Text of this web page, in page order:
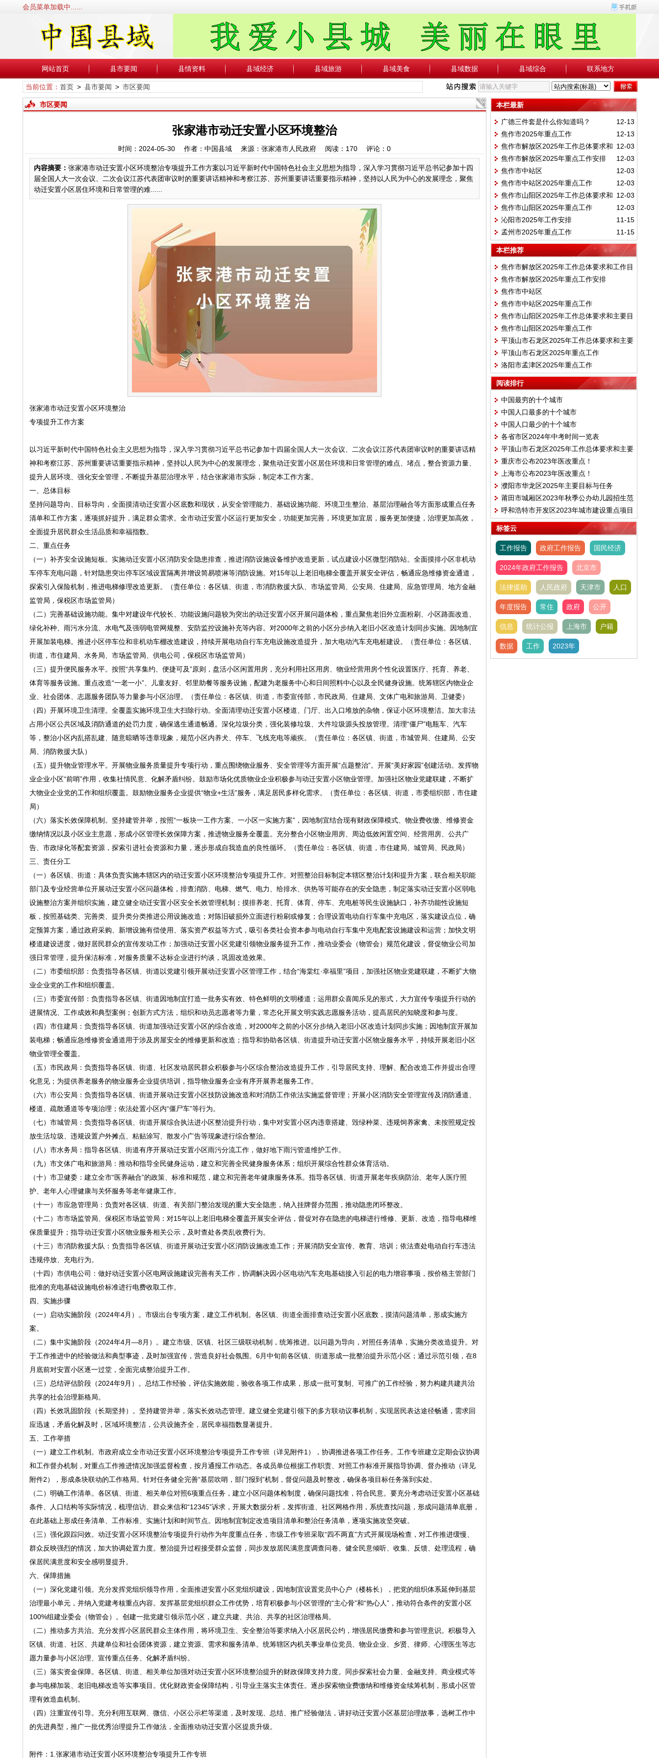
会员菜单加载中......
网站首页 县市要闻 县情资料 县域经济 县域旅游 县域美食 县域数据 县域综合 联系地方
当前位置： 首页> 县市要闻 > 市区要闻
市区要闻
张家港市动迁安置小区环境整治
时间：2024-05-30 作者：中国县域 来源：张家港市人民政府 阅读： 170评论： 0
内容摘要： 张家港市动迁安置小区环境整治专项提升工作方案以习近平新时代中国特色社会主义思想为指导，深入学习贯彻习近平总书记参加十四
届全国人大一次会议、二次会议江苏代表团审议时的重要讲话精神和考察江苏、苏州重要讲话重要指示精神，坚持以人民为中心的发展理念，聚焦
动迁安置小区居住环境和日常管理的难......
张家港市动迁安置小区环境整治
专项提升工作方案
以习近平新时代中国特色社会主义思想为指导，深入学习贯彻习近平总书记参加十四届全国人大一次会议、二次会议江苏代表团审议时的重要讲话精
神和考察江苏、苏州重要讲话重要指示精神，坚持以人民为中心的发展理念，聚焦动迁安置小区居住环境和日常管理的难点、堵点，整合资源力量、
提升人居环境、强化安全管理，不断提升基层治理水平，结合张家港市实际，制定本工作方案。
一、总体目标
坚持问题导向、目标导向，全面摸清动迁安置小区底数和现状，从安全管理能力、基础设施功能、环境卫生整治、基层治理融合等方面形成重点任务
清单和工作方案，逐项抓好提升，满足群众需求。全市动迁安置小区运行更加安全，功能更加完善，环境更加宜居，服务更加便捷，治理更加高效，
全面提升居民群众生活品质和幸福指数。
二、重点任务
（一）补齐安全设施短板。实施动迁安置小区消防安全隐患排查，推进消防设施设备维护改造更新，试点建设小区微型消防站。全面摸排小区非机动
车停车充电问题，针对隐患突出停车区域设置隔离并增设简易喷淋等消防设施。对15年以上老旧电梯全覆盖开展安全评估，畅通应急维修资金通道，
探索引入保险机制，推进电梯修理改造更新。（责任单位：各区镇、街道，市消防救援大队、市场监管局、公安局、住建局、应急管理局、地方金融
监管局，保税区市场监管局）
（二）完善基础设施功能。集中对建设年代较长、功能设施问题较为突出的动迁安置小区开展问题体检，重点聚焦老旧外立面粉刷、小区路面改造、
绿化补种、雨污水分流、水电气及强弱电管网规整、安防监控设施补充等内容。对2000年之前的小区分步纳入老旧小区改造计划同步实施。因地制宜
开展加装电梯。推进小区停车位和非机动车棚改造建设，持续开展电动自行车充电设施改造提升，加大电动汽车充电桩建设。（责任单位：各区镇、
街道，市住建局、水务局、市场监管局、供电公司，保税区市场监管局）
（三）提升便民服务水平。按照“共享集约、便捷可及”原则，盘活小区闲置用房，充分利用社区用房、物业经营用房个性化设置医疗、托育、养老、
体育等服务设施。重点改造“一老一小”、儿童友好、邻里助餐等服务设施，配建为老服务中心和日间照料中心以及全民健身设施。统筹辖区内物业企
业、社会团体、志愿服务团队等力量参与小区治理。（责任单位：各区镇、街道，市委宣传部，市民政局、住建局、文体广电和旅游局、卫健委）
（四）开展环境卫生清理。全覆盖实施环境卫生大扫除行动。全面清理动迁安置小区楼道、门厅、出入口堆放的杂物，保证小区环境整洁。加大非法
占用小区公共区域及消防通道的处罚力度，确保逃生通道畅通。深化垃圾分类，强化装修垃圾、大件垃圾源头投放管理。清理“僵尸”电瓶车、汽车
等，整治小区内乱搭乱建、随意晾晒等违章现象，规范小区内养犬、停车、飞线充电等顽疾。（责任单位：各区镇、街道，市城管局、住建局、公安
局、消防救援大队）
（五）提升物业管理水平。开展物业服务质量提升专项行动，重点围绕物业服务、安全管理等方面开展“点题整治”。开展“美好家园”创建活动。发挥物
业企业小区“前哨”作用，收集社情民意、化解矛盾纠纷。鼓励市场化优质物业企业积极参与动迁安置小区物业管理。加强社区物业党建联建，不断扩
大物业企业党的工作和组织覆盖。鼓励物业服务企业提供“物业+生活”服务，满足居民多样化需求。（责任单位：各区镇、街道，市委组织部，市住建
局）
（六）落实长效保障机制。坚持建管并举，按照“一板块一工作方案、一小区一实施方案”，因地制宜结合现有财政保障模式、物业费收缴、维修资金
缴纳情况以及小区业主意愿，形成小区管理长效保障方案，推进物业服务全覆盖。充分整合小区物业用房、周边低效闲置空间、经营用房、公共广
告、市政绿化等配套资源，探索引进社会资源和力量，逐步形成自我造血的良性循环。（责任单位：各区镇、街道，市住建局、城管局、民政局）
三、责任分工
（一）各区镇、街道：具体负责实施本辖区内的动迁安置小区环境整治专项提升工作。对照整治目标制定本辖区整治计划和提升方案，联合相关职能
部门及专业经营单位开展动迁安置小区问题体检，排查消防、电梯、燃气、电力、给排水、供热等可能存在的安全隐患，制定落实动迁安置小区弱电
设施整治方案并组织实施，建立健全动迁安置小区安全长效管理机制；摸排养老、托育、体育、停车、充电桩等民生设施缺口，补齐功能性设施短
板，按照基础类、完善类、提升类分类推进公用设施改造；对陈旧破损外立面进行粉刷或修复；合理设置电动自行车集中充电区，落实建设点位，确
定预算方案，通过政府采购、新增设施有偿使用、落实资产权益等方式，吸引各类社会资本参与电动自行车集中充电配套设施建设和运营；加快文明
楼道建设进度，做好居民群众的宣传发动工作；加强动迁安置小区党建引领物业服务提升工作，推动业委会（物管会）规范化建设，督促物业公司加
强日常管理，提升保洁标准，对服务质量不达标企业进行约谈，巩固改造效果。
（二）市委组织部：负责指导各区镇、街道以党建引领开展动迁安置小区管理工作，结合“海棠红·幸福里”项目，加强社区物业党建联建，不断扩大物
业企业党的工作和组织覆盖。
（三）市委宣传部：负责指导各区镇、街道因地制宜打造一批务实有效、特色鲜明的文明楼道；运用群众喜闻乐见的形式，大力宣传专项提升行动的
进展情况、工作成效和典型案例；创新方式方法，组织和动员志愿者等力量，常态化开展文明实践志愿服务活动，提高居民的知晓度和参与度。
（四）市住建局：负责指导各区镇、街道加强动迁安置小区的综合改造，对2000年之前的小区分步纳入老旧小区改造计划同步实施；因地制宜开展加
装电梯；畅通应急维修资金通道用于涉及房屋安全的维修更新和改造；指导和协助各区镇、街道提升动迁安置小区物业服务水平，持续开展老旧小区
物业管理全覆盖。
（五）市民政局：负责指导各区镇、街道、社区发动居民群众积极参与小区综合整治改造提升工作，引导居民支持、理解、配合改造工作并提出合理
化意见；为提供养老服务的物业服务企业提供培训，指导物业服务企业有序开展养老服务工作。
（六）市公安局：负责指导各区镇、街道开展动迁安置小区技防设施改造和对消防工作依法实施监督管理；开展小区消防安全管理宣传及消防通道、
楼道、疏散通道等专项治理；依法处置小区内“僵尸车”等行为。
（七）市城管局：负责指导各区镇、街道开展综合执法进小区整治提升行动，集中对安置小区内违章搭建、毁绿种菜、违规饲养家禽、未按照规定投
放生活垃圾、违规设置户外摊点、粘贴涂写、散发小广告等现象进行综合整治。
（八）市水务局：指导各区镇、街道有序开展动迁安置小区雨污分流工作，做好地下雨污管道维护工作。
（九）市文体广电和旅游局：推动和指导全民健身运动，建立和完善全民健身服务体系；组织开展综合性群众体育活动。
（十）市卫健委：建立全市“医养融合”的政策、标准和规范，建立和完善老年健康服务体系。指导各区镇、街道开展老年疾病防治、老年人医疗照
护、老年人心理健康与关怀服务等老年健康工作。
（十一）市应急管理局：负责对各区镇、街道、有关部门整治发现的重大安全隐患，纳入挂牌督办范围，推动隐患闭环整改。
（十二）市市场监管局、保税区市场监管局：对15年以上老旧电梯全覆盖开展安全评估，督促对存在隐患的电梯进行维修、更新、改造，指导电梯维
保质量提升；指导动迁安置小区物业服务相关公示，及时查处各类乱收费行为。
（十三）市消防救援大队：负责指导各区镇、街道开展动迁安置小区消防设施改造工作；开展消防安全宣传、教育、培训；依法查处电动自行车违法
违规停放、充电行为。
（十四）市供电公司：做好动迁安置小区电网设施建设完善有关工作，协调解决因小区电动汽车充电基础接入引起的电力增容事项，按价格主管部门
批准的充电基础设施电价标准进行电费收取工作。
四、实施步骤
（一）启动实施阶段（2024年4月）。市级出台专项方案，建立工作机制。各区镇、街道全面排查动迁安置小区底数，摸清问题清单，形成实施方
案。
（二）集中实施阶段（2024年4月—8月）。建立市级、区镇、社区三级联动机制，统筹推进。以问题为导向，对照任务清单，实施分类改造提升。对
于工作推进中的经验做法和典型事迹，及时加强宣传，营造良好社会氛围。6月中旬前各区镇、街道形成一批整治提升示范小区；通过示范引领，在8
月底前对安置小区逐一过堂，全面完成整治提升工作。
（三）总结评估阶段（2024年9月）。总结工作经验，评估实施效能，验收各项工作成果，形成一批可复制、可推广的工作经验，努力构建共建共治
共享的社会治理新格局。
（四）长效巩固阶段（长期坚持）。坚持建管并举，落实长效动态管理。建立健全党建引领下的多方联动议事机制，实现居民表达途径畅通，需求回
应迅速，矛盾化解及时，区域环境整洁，公共设施齐全，居民幸福指数显著提升。
五、工作举措
（一）建立工作机制。市政府成立全市动迁安置小区环境整治专项提升工作专班（详见附件1），协调推进各项工作任务。工作专班建立定期会议协调
和工作督办机制，对重点工作推进情况加强监督检查，按月通报工作动态。各成员单位根据工作职责、对照工作标准开展指导协调、督办推动（详见
附件2），形成条块联动的工作格局。针对任务健全完善“基层吹哨，部门报到”机制，督促问题及时整改，确保各项目标任务落到实处。
（二）明确工作清单。各区镇、街道、相关单位对照6项重点任务，建立小区问题体检制度，确保问题找准，符合民意。要充分考虑动迁安置小区基础
条件、人口结构等实际情况，梳理信访、群众来信和“12345”诉求，开展大数据分析，发挥街道、社区网格作用，系统查找问题，形成问题清单底册，
在此基础上形成任务清单、工作标准、实施计划和时间节点。因地制宜制定改造项目清单和整治任务清单，逐项实施攻坚突破。
（三）强化跟踪问效。动迁安置小区环境整治专项提升行动作为年度重点任务，市级工作专班采取“四不两直”方式开展现场检查，对工作推进缓慢、
群众反映强烈的情况，加大协调处置力度。整治提升过程接受群众监督，同步发放居民满意度调查问卷。健全民意倾听、收集、反馈、处理流程，确
保居民满意度和安全感明显提升。
六、保障措施
（一）深化党建引领。充分发挥党组织领导作用，全面推进安置小区党组织建设，因地制宜设置党员中心户（楼栋长），把党的组织体系延伸到基层
治理最小单元，并纳入党建考核重点内容。发挥基层党组织群众工作优势，培育积极参与小区管理的“主心骨”和“热心人”，推动符合条件的安置小区
100%组建业委会（物管会）。创建一批党建引领示范小区，建立共建、共治、共享的社区治理格局。
（二）推动多方共治。充分发挥小区居民群众主体作用，将环境卫生、安全整治等要求纳入小区居民公约，增强居民缴费和参与管理意识。积极导入
区镇、街道、社区、共建单位和社会团体资源，建立资源、需求和服务清单。统筹辖区内机关事业单位党员、物业企业、乡贤、律师、心理医生等志
愿力量参与小区治理、宣传重点任务、化解矛盾纠纷。
（三）落实资金保障。各区镇、街道、相关单位加强对动迁安置小区环境整治提升的财政保障支持力度。同步探索社会力量、金融支持、商业模式等
参与电梯加装、老旧电梯改造等实事项目。优化财政资金保障结构，引导业主落实主体责任。逐步探索物业费缴纳和维修资金续筹机制，形成小区管
理有效造血机制。
（四）注重宣传引导。充分利用互联网、微信、小区公示栏等渠道，及时发现、总结、推广经验做法，讲好动迁安置小区基层治理故事，选树工作中
的先进典型，推广一批优秀治理提升工作做法，全面推动动迁安置小区提质升级。
附件：1.张家港市动迁安置小区环境整治专项提升工作专班
本栏最新
12-13
广德三件套是什么你知道吗？
12-13
焦作市2025年重点工作
12-03
焦作市解放区2025年工作总体要求和
工作目标
12-03
焦作市解放区2025年重点工作安排
12-03
焦作市中站区
12-03
焦作市中站区2025年重点工作
12-03
焦作市山阳区2025年工作总体要求和
主要目标
12-03
焦作市山阳区2025年重点工作
11-15
沁阳市2025年工作安排
11-15
孟州市2025年重点工作
本栏推荐
焦作市解放区2025年工作总体要求和工作目
标
焦作市解放区2025年重点工作安排
焦作市中站区
焦作市中站区2025年重点工作
焦作市山阳区2025年工作总体要求和主要目
标
焦作市山阳区2025年重点工作
平顶山市石龙区2025年工作总体要求和主要
目标
平顶山市石龙区2025年重点工作
洛阳市孟津区2025年重点工作
阅读排行
中国最穷的十个城市
中国人口最多的十个城市
中国人口最少的十个城市
各省市区2024年中考时间一览表
平顶山市石龙区2025年工作总体要求和主要
目标
重庆市公布2023年医改重点！
上海市公布2023年医改重点！
濮阳市华龙区2025年主要目标与任务
莆田市城厢区2023年秋季公办幼儿园招生范
围、时间及电话的公告
呼和浩特市开发区2023年城市建设重点项目
建设计划
标签云
工作报告 政府工作报告 国民经济
2024年政府工作报告 北京市
法律援助 人民政府 天津市 人口
年度报告 常住 政府 公开
信息 统计公报 上海市 户籍
数据 工作 2023年